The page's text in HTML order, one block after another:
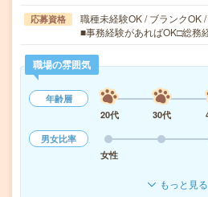
応募資格
職種未経験OK / ブランクOK
■事務経験があればOK□総務
職場の雰囲気
年齢層
20代
30代
男女比率
女性
もっと見る